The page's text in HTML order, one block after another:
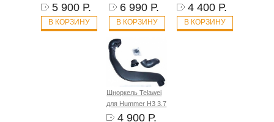
5 900 Р.
В КОРЗИНУ
6 990 Р.
В КОРЗИНУ
4 400 Р.
В КОРЗИНУ
Шноркель Telawei
для Hummer H3 3.7
4 900 Р.